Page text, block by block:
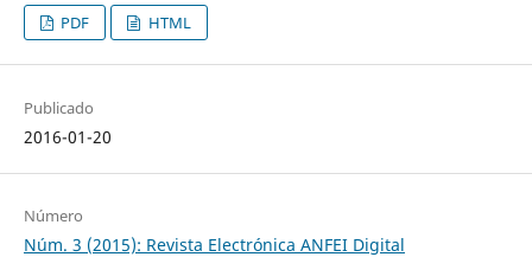
PDF HTML
Publicado
2016-01-20
Número
Núm. 3 (2015): Revista Electrónica ANFEI Digital